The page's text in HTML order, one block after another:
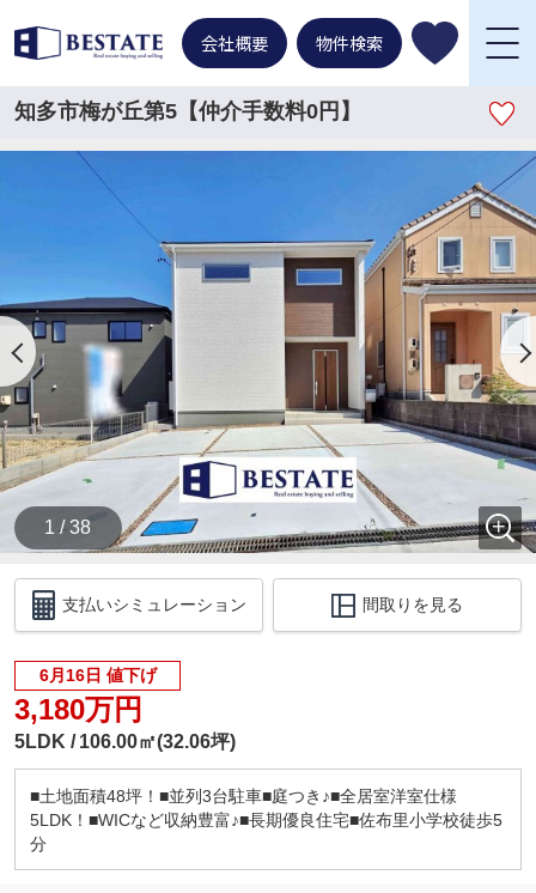
会社概要 物件検索
知多市梅が丘第5【仲介手数料0円】
1 / 38
支払いシミュレーション 間取りを見る
6月16日 値下げ
3,180万円
5LDK 106.00㎡(32.06坪)
■土地面積48坪！■並列3台駐車■庭つき♪■全居室洋室仕様
5LDK！■WICなど収納豊富♪■長期優良住宅■佐布里小学校徒歩5
分